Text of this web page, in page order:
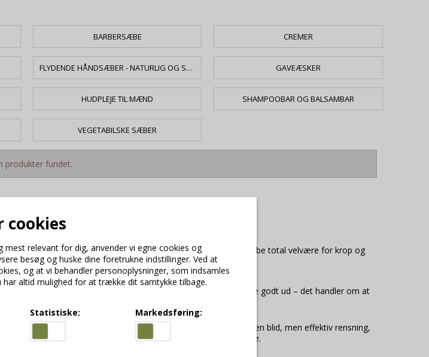
BARBERSÆBE CREMER
FLYDENDE HÅNDSÆBER - NATURLIG OG SKÅNSOM HÅNDVASK GAVEÆSKER
HUDPLEJE TIL MÆND SHAMPOOBAR OG BALSAMBAR
VEGETABILSKE SÆBER
produkter fundet.
selv med sæber, cremer, duftlys samt meget mere, der kan skabe total velvære for krop og
på vej. Træd ind i en rolig hverdag med fuld fokus på velvære.
ro i sindet. Velvære til kroppen handler om mere end blot at se godt ud – det handler om at
være en vigtig del af denne proces.
som olivenolie, kokosolie eller sheasmør kan give en blid, men effektiv rensning,
fjerner døde hudceller og efterlader din hud blød og strålende.
cookies
relevant for dig, anvender vi egne cookies og
besøg og huske dine foretrukne indstillinger. Ved at
og at vi behandler personoplysninger, som indsamles
altid mulighed for at trække dit samtykke tilbage.
Statistiske: Markedsføring: